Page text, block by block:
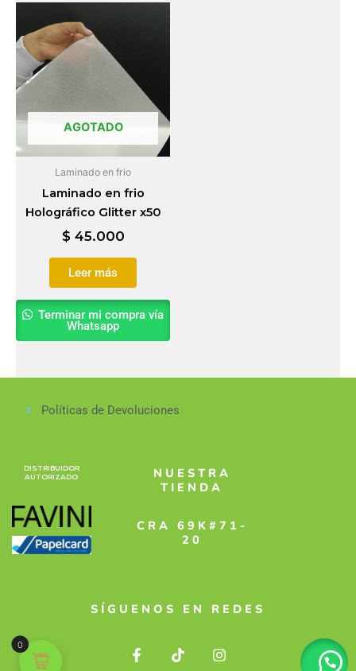
AGOTADO
Laminado en frio
Laminado en frio
Holográfico Glitter x50
$45.000
Leer más
Terminar mi compra vía
Whatsapp
Políticas de Devoluciones
DISTRIBUIDOR
AUTORIZADO
NUESTRA
TIENDA
CRA 69K#71-
20
SÍGUENOS EN REDES
F
a
T
i
I
n
0